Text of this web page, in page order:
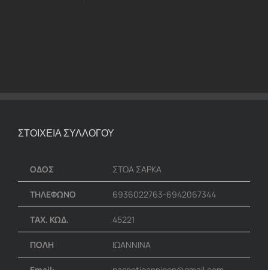
ΣΤΟΙΧΕΙΑ ΣΥΛΛΟΓΟΥ
ΟΔΟΣ ΣΤΟΑ ΣΑΡΚΑ
ΤΗΛΕΦΩΝΟ 6936022763-6942067344
ΤΑΧ. ΚΩΔ. 45221
ΠΟΛΗ ΙΩΑΝΝΙΝΑ